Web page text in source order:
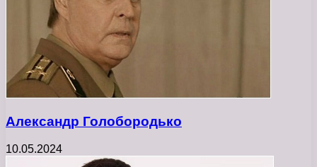
Александр Голобородько
10.05.2024